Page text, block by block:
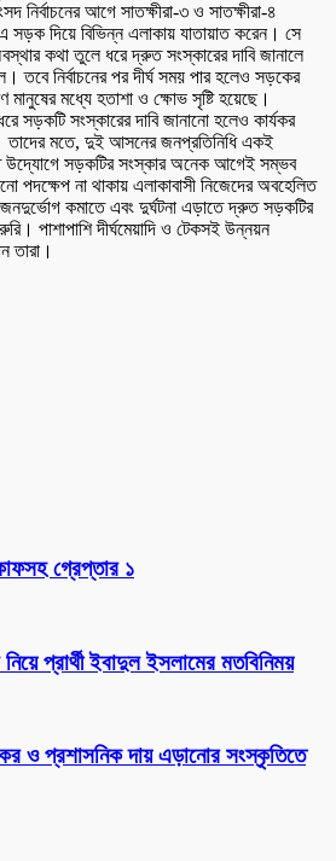
নির্বাচনের আগে সাতক্ষীরা-৩ ও সাতক্ষীরা-৪
সড়ক দিয়ে বিভিন্ন এলাকায় যাতায়াত করেন। সে
কথা তুলে ধরে দ্রুত সংস্কারের দাবি জানালে
তবে নির্বাচনের পর দীর্ঘ সময় পার হলেও সড়কের
মানুষের মধ্যে হতাশা ও ক্ষোভ সৃষ্টি হয়েছে।
ধরে সড়কটি সংস্কারের দাবি জানানো হলেও কার্যকর
মতে, দুই আসনের জনপ্রতিনিধি একই
উদ্যোগে সড়কটির সংস্কার অনেক আগেই সম্ভব
না থাকায় এলাকাবাসী নিজেদের অবহেলিত
কমাতে এবং দুর্ঘটনা এড়াতে দ্রুত সড়কটির
পাশাপাশি দীর্ঘমেয়াদি ও টেকসই উন্নয়ন
তারা।
গ্রেপ্তার ১
প্রার্থী ইবাদুল ইসলামের মতবিনিময়
ও প্রশাসনিক দায় এড়ানোর সংস্কৃতিতে